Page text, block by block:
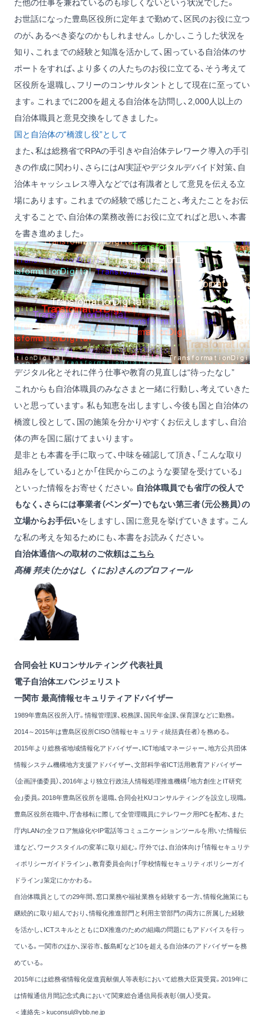
た他の仕事を兼ねているのも珍しくないという状況でした。
お世話になった豊島区役所に定年まで勤めて、区民のお役に立つ
のが、あるべき姿なのかもしれません。しかし、こうした状況を
知り、これまでの経験と知識を活かして、困っている自治体のサ
ポートをすれば、より多くの人たちのお役に立てる、そう考えて
区役所を退職し、フリーのコンサルタントとして現在に至ってい
ます。これまでに200を超える自治体を訪問し、2,000人以上の
自治体職員と意見交換をしてきました。
国と自治体の“橋渡し役”として
また、私は総務省でRPAの手引きや自治体テレワーク導入の手引
きの作成に関わり、さらにはAI実証やデジタルデバイド対策、自
治体キャッシュレス導入などでは有識者として意見を伝える立
場にあります。これまでの経験で感じたこと、考えたことをお伝
えすることで、自治体の業務改善にお役に立てればと思い、本書
を書き進めました。
デジタル化とそれに伴う仕事や教育の見直しは“待ったなし”
これからも自治体職員のみなさまと一緒に行動し、考えていきた
いと思っています。私も知恵を出しますし、今後も国と自治体の
橋渡し役として、国の施策を分かりやすくお伝えしますし、自治
体の声を国に届けてまいります。
是非とも本書を手に取って、中味を確認して頂き、「こんな取り
組みをしている」とか「住民からこのような要望を受けている」
といった情報をお寄せください。 自治体職員でも省庁の役人で
もなく、さらには事業者（ベンダー）でもない第三者（元公務員）の
立場からお手伝いをしますし、国に意見を挙げていきます。こん
な私の考えを知るためにも、本書をお読みください。
自治体通信への取材のご依頼はこちら
髙橋 邦夫（たかはし くにお）さんのプロフィール
合同会社 KUコンサルティング 代表社員
電子自治体エバンジェリスト
一関市 最高情報セキュリティアドバイザー
1989年豊島区役所入庁。情報管理課、税務課、国民年金課、保育課などに勤務。
2014～2015年は豊島区役所CISO（情報セキュリティ統括責任者）を務める。
2015年より総務省地域情報化アドバイザー、ICT地域マネージャー、地方公共団体
情報システム機構地方支援アドバイザー、文部科学省ICT活用教育アドバイザー
（企画評価委員）、2016年より独立行政法人情報処理推進機構「地方創生とIT研究
会」委員。2018年豊島区役所を退職、合同会社KUコンサルティングを設立し現職。
豊島区役所在職中、庁舎移転に際して全管理職員にテレワーク用PCを配布、また
庁内LANの全フロア無線化やIP電話等コミュニケーションツールを用いた情報伝
達など、ワークスタイルの変革に取り組む。庁外では、自治体向け「情報セキュリテ
ィポリシーガイドライン」、教育委員会向け「学校情報セキュリティポリシーガイ
ドライン」策定にかかわる。
自治体職員としての29年間、窓口業務や福祉業務を経験する一方、情報化施策にも
継続的に取り組んでおり、情報化推進部門と利用主管部門の両方に所属した経験
を活かし、ICTスキルとともにDX推進のための組織の問題にもアドバイスを行っ
ている。一関市のほか、深谷市、飯島町など10を超える自治体のアドバイザーを務
めている。
2015年には総務省情報化促進貢献個人等表彰において総務大臣賞受賞。2019年に
は情報通信月間記念式典において関東総合通信局長表彰（個人）受賞。
＜連絡先＞kuconsul@ybb.ne.jp